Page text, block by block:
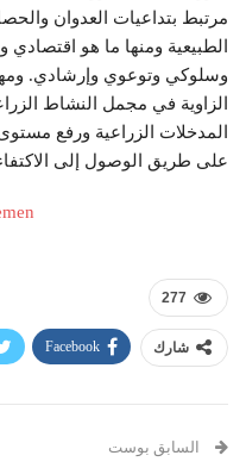
مرتبط بتداعيات العدوان
الطبيعية ومنها ما هو
وسلوكي وتوعوي وإرشادي.
الزاوية في مجمل النشاط
المدخلات الزراعية ورفع
على طريق الوصول إلى
277
شارك Facebook
السابق بوست